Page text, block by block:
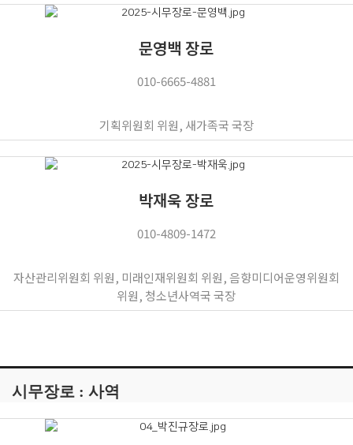
문영백 장로
010-6665-4881
기획위원회 위원, 새가족국 국장
박재욱 장로
010-4809-1472
자산관리위원회 위원, 미래인재위원회 위원, 음향미디어운영위원회
위원, 청소년사역국 국장
시무장로 : 사역